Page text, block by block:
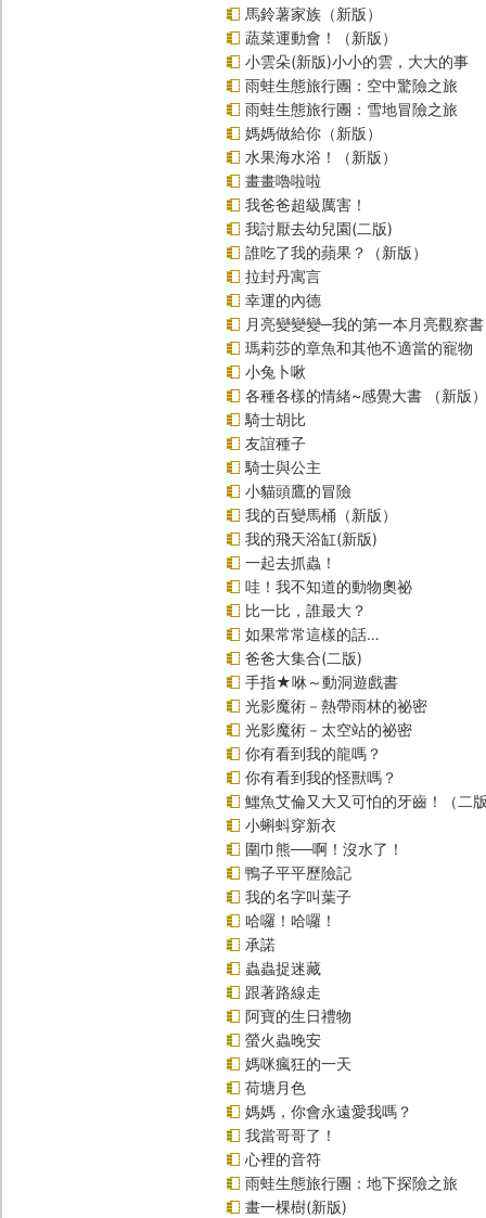
馬鈴薯家族（新版）
蔬菜運動會！（新版）
小雲朵(新版)小小的雲，大大的事
雨蛙生態旅行團：空中驚險之旅
雨蛙生態旅行團：雪地冒險之旅
媽媽做給你（新版）
水果海水浴！（新版）
畫畫嚕啦啦
我爸爸超級厲害！
我討厭去幼兒園(二版)
誰吃了我的蘋果？（新版）
拉封丹寓言
幸運的內德
月亮變變變─我的第一本月亮觀察書
瑪莉莎的章魚和其他不適當的寵物
小兔卜啾
各種各樣的情緒~感覺大書 （新版）
騎士胡比
友誼種子
騎士與公主
小貓頭鷹的冒險
我的百變馬桶（新版）
我的飛天浴缸(新版)
一起去抓蟲！
哇！我不知道的動物奧祕
比一比，誰最大？
如果常常這樣的話…
爸爸大集合(二版)
手指★咻～動洞遊戲書
光影魔術－熱帶雨林的祕密
光影魔術－太空站的祕密
你有看到我的龍嗎？
你有看到我的怪獸嗎？
鱷魚艾倫又大又可怕的牙齒！（二
小蝌蚪穿新衣
圍巾熊──啊！沒水了！
鴨子平平歷險記
我的名字叫葉子
哈囉！哈囉！
承諾
蟲蟲捉迷藏
跟著路線走
阿寶的生日禮物
螢火蟲晚安
媽咪瘋狂的一天
荷塘月色
媽媽，你會永遠愛我嗎？
我當哥哥了！
心裡的音符
雨蛙生態旅行團：地下探險之旅
畫一棵樹(新版)